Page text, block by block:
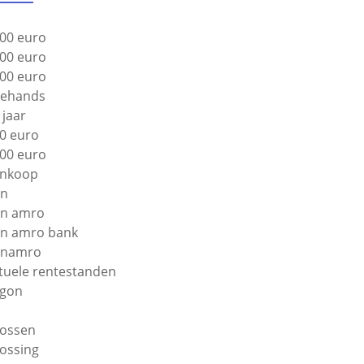
euro
euro
euro
jaar
euro
euro
amro
amro bank
rentestanden